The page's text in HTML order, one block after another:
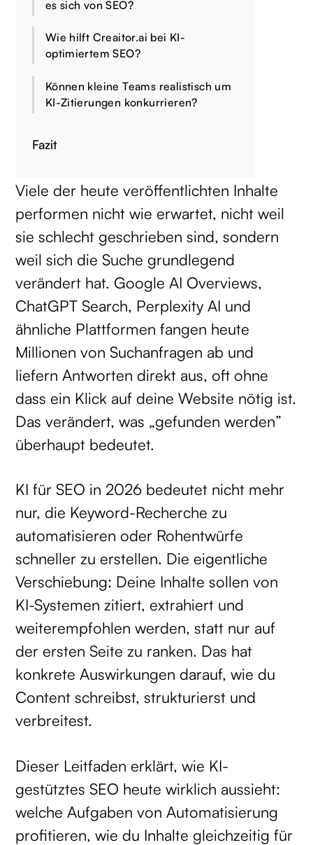
es sich von SEO?
Wie hilft Creaitor.ai bei KI-
optimiertem SEO?
Können kleine Teams realistisch um
KI-Zitierungen konkurrieren?
Fazit
Viele der heute veröffentlichten Inhalte
performen nicht wie erwartet, nicht weil
sie schlecht geschrieben sind, sondern
weil sich die Suche grundlegend
verändert hat. Google AI Overviews,
ChatGPT Search, Perplexity AI und
ähnliche Plattformen fangen heute
Millionen von Suchanfragen ab und
liefern Antworten direkt aus, oft ohne
dass ein Klick auf deine Website nötig ist.
Das verändert, was „gefunden werden”
überhaupt bedeutet.
KI für SEO in 2026 bedeutet nicht mehr
nur, die Keyword-Recherche zu
automatisieren oder Rohentwürfe
schneller zu erstellen. Die eigentliche
Verschiebung: Deine Inhalte sollen von
KI-Systemen zitiert, extrahiert und
weiterempfohlen werden, statt nur auf
der ersten Seite zu ranken. Das hat
konkrete Auswirkungen darauf, wie du
Content schreibst, strukturierst und
verbreitest.
Dieser Leitfaden erklärt, wie KI-
gestütztes SEO heute wirklich aussieht:
welche Aufgaben von Automatisierung
profitieren, wie du Inhalte gleichzeitig für